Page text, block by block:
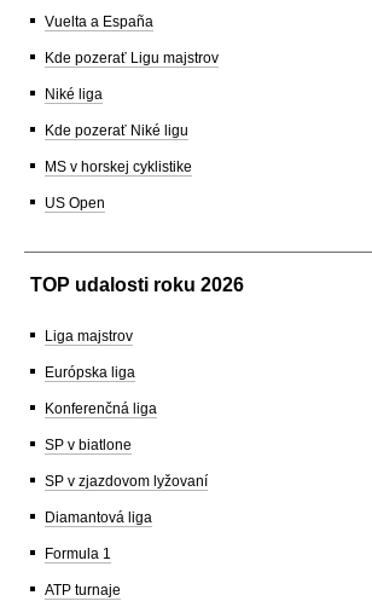
Vuelta a España
Kde pozerať Ligu majstrov
Niké liga
Kde pozerať Niké ligu
MS v horskej cyklistike
US Open
TOP udalosti roku 2026
Liga majstrov
Európska liga
Konferenčná liga
SP v biatlone
SP v zjazdovom lyžovaní
Diamantová liga
Formula 1
ATP turnaje